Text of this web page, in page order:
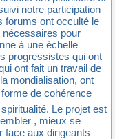
notre participation
forums ont occulté le
nécessaires pour
à une échelle
progressistes qui ont
ont fait un travail de
mondialisation, ont
forme de cohérence
Le projet est
, mieux se
face aux dirigeants